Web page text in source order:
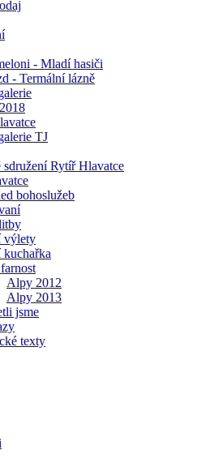
- Mladí hasiči
- Termální lázně
TJ
Rytíř Hlavatce
bohoslužeb
výlety
kuchařka
Alpy 2012
Alpy 2013
jsme
texty